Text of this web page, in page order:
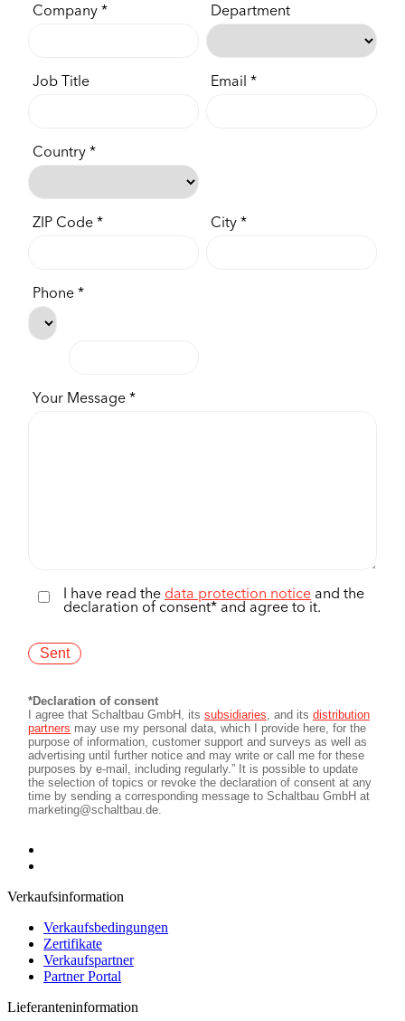
Verkaufsinformation
Verkaufsbedingungen
Zertifikate
Verkaufspartner
Partner Portal
Lieferanteninformation